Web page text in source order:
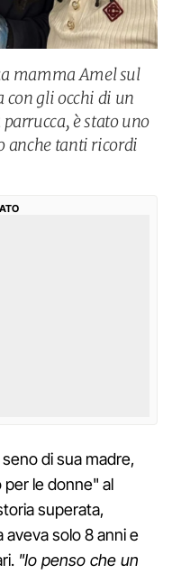
mamma Amel sul
con gli occhi di un
è stato uno
anche tanti ricordi
di sua madre,
per le donne" al
superata,
aveva solo 8 anni e
"Io penso che un